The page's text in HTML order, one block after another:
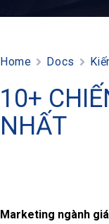
Home Docs
10+
NHẤT
Marketing ngành